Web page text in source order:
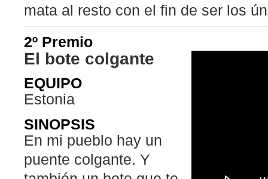
mata al resto con el fin de ser los
2º Premio
El bote colgante
EQUIPO
Estonia
SINOPSIS
En mi pueblo hay un
puente colgante. Y